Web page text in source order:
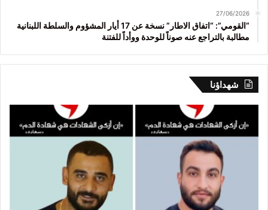
27/06/2026
“القومي”: “اتفاق الاطار” نسخة عن 17 أيار المشؤوم والسلطة اللبنانية
مطالبة بالتراجع عنه صوناً للوحدة ووأداً للفتنة
شهداؤنا